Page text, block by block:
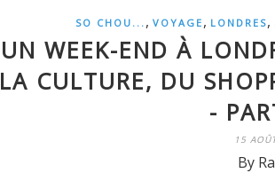
SO CHOU... , VOYAGE , LONDRES,
UN WEEK-END À
LA CULTURE, DU
-
15
By